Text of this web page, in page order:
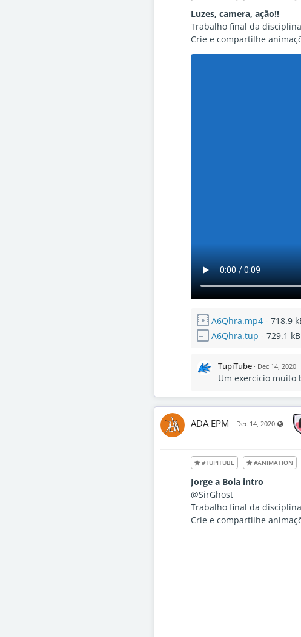
Luzes, camera, ação!!
Trabalho final da
Crie e compartilhe
A6Qhra.mp4 - 718.9
A6Qhra.tup - 729.1 kB
TupiTube · Dec 14, 2020
Um exercício muito
ADA EPM Dec 14, 2020
#TUPITUBE #ANIMATION
Jorge a Bola intro
@SirGhost
Trabalho final da
Crie e compartilhe